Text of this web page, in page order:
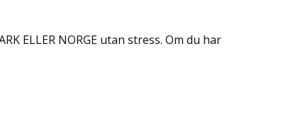
ELLER NORGE utan stress. Om du har